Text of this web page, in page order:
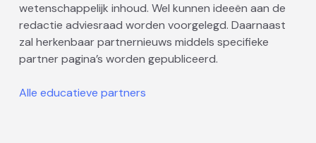
wetenschappelijk inhoud. Wel kunnen ideeën aan de
redactie adviesraad worden voorgelegd. Daarnaast
zal herkenbaar partnernieuws middels specifieke
partner pagina’s worden gepubliceerd.
Alle educatieve partners